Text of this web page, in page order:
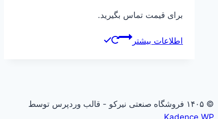
برای قیمت تماس بگیرید.
اطلاعات بیشتر
© ۱۴۰۵ فروشگاه صنعتی نیرکو - قالب وردپرس توسط